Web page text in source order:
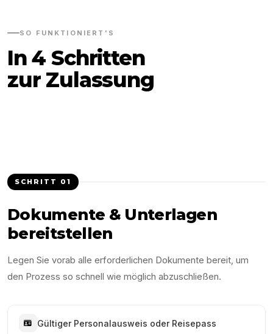
SO FUNKTIONIERT'S
In 4 Schritten
zur Zulassung
SCHRITT 01
Dokumente & Unterlagen
bereitstellen
Legen Sie vorab alle erforderlichen Dokumente bereit, um
den Prozess so schnell wie möglich abzuschließen.
Gültiger Personalausweis oder Reisepass